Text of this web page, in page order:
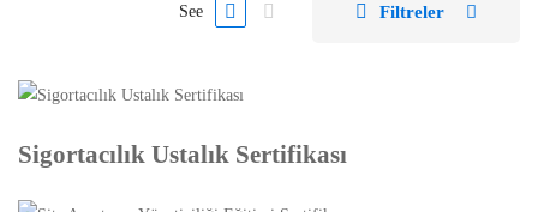
See Filtreler
Sigortacılık Ustalık Sertifikası